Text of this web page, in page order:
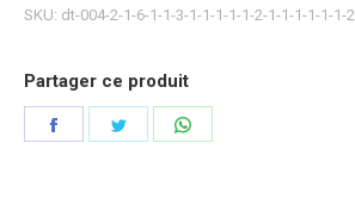
SKU: dt-004-2-1-6-1-1-3-1-1-1-1-1-2-1-1-1-1-1-1-2
Partager ce produit
Partager Partager